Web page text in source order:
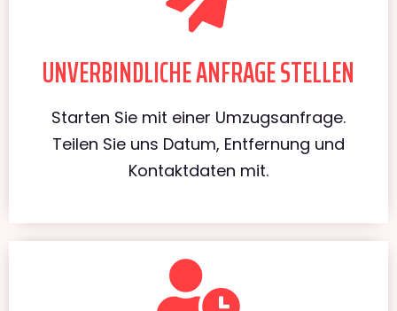
UNVERBINDLICHE ANFRAGE STELLEN
Starten Sie mit einer Umzugsanfrage.
Teilen Sie uns Datum, Entfernung und
Kontaktdaten mit.